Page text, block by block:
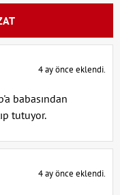
4 ay önce eklendi.
babasından
tutuyor.
4 ay önce eklendi.